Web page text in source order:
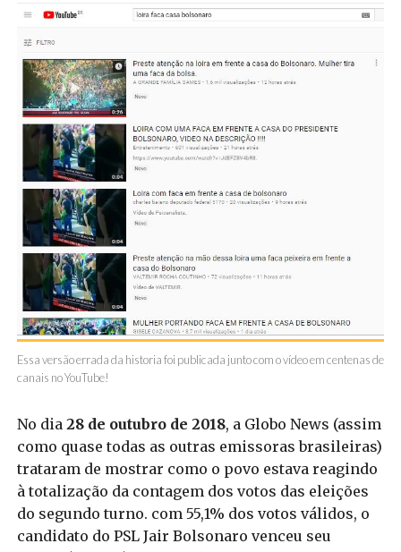
Essa versão errada da historia foi publicada junto com o vídeo em centenas de
canais no YouTube!
No dia 28 de outubro de 2018, a Globo News (assim
como quase todas as outras emissoras brasileiras)
trataram de mostrar como o povo estava reagindo
à totalização da contagem dos votos das eleições
do segundo turno. com 55,1% dos votos válidos, o
candidato do PSL Jair Bolsonaro venceu seu